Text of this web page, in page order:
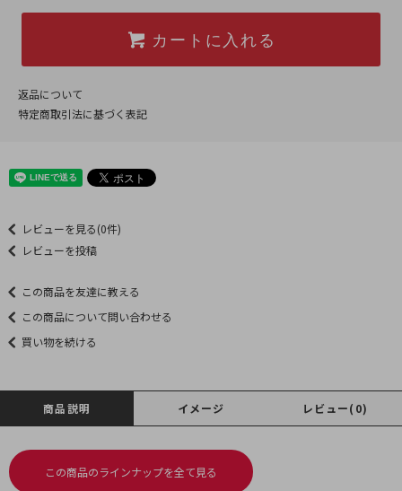
カートに入れる
返品について
特定商取引法に基づく表記
レビューを見る(0件)
レビューを投稿
この商品を友達に教える
この商品について問い合わせる
買い物を続ける
商品説明 イメージ レビュー(0)
この商品のラインナップを全て見る